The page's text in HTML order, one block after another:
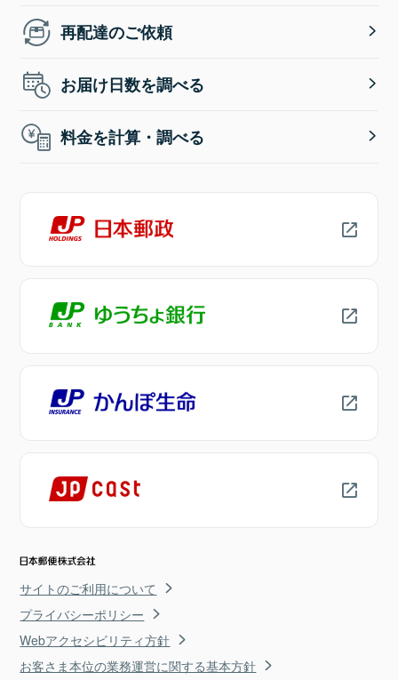
再配達のご依頼
お届け日数を調べる
料金を計算・調べる
サイトのご利用について
プライバシーポリシー
Webアクセシビリティ方針
お客さま本位の業務運営に関する基本方針